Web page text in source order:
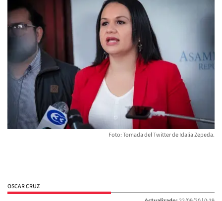
Foto: Tomada del Twitter de Idalia Zepeda.
OSCAR CRUZ